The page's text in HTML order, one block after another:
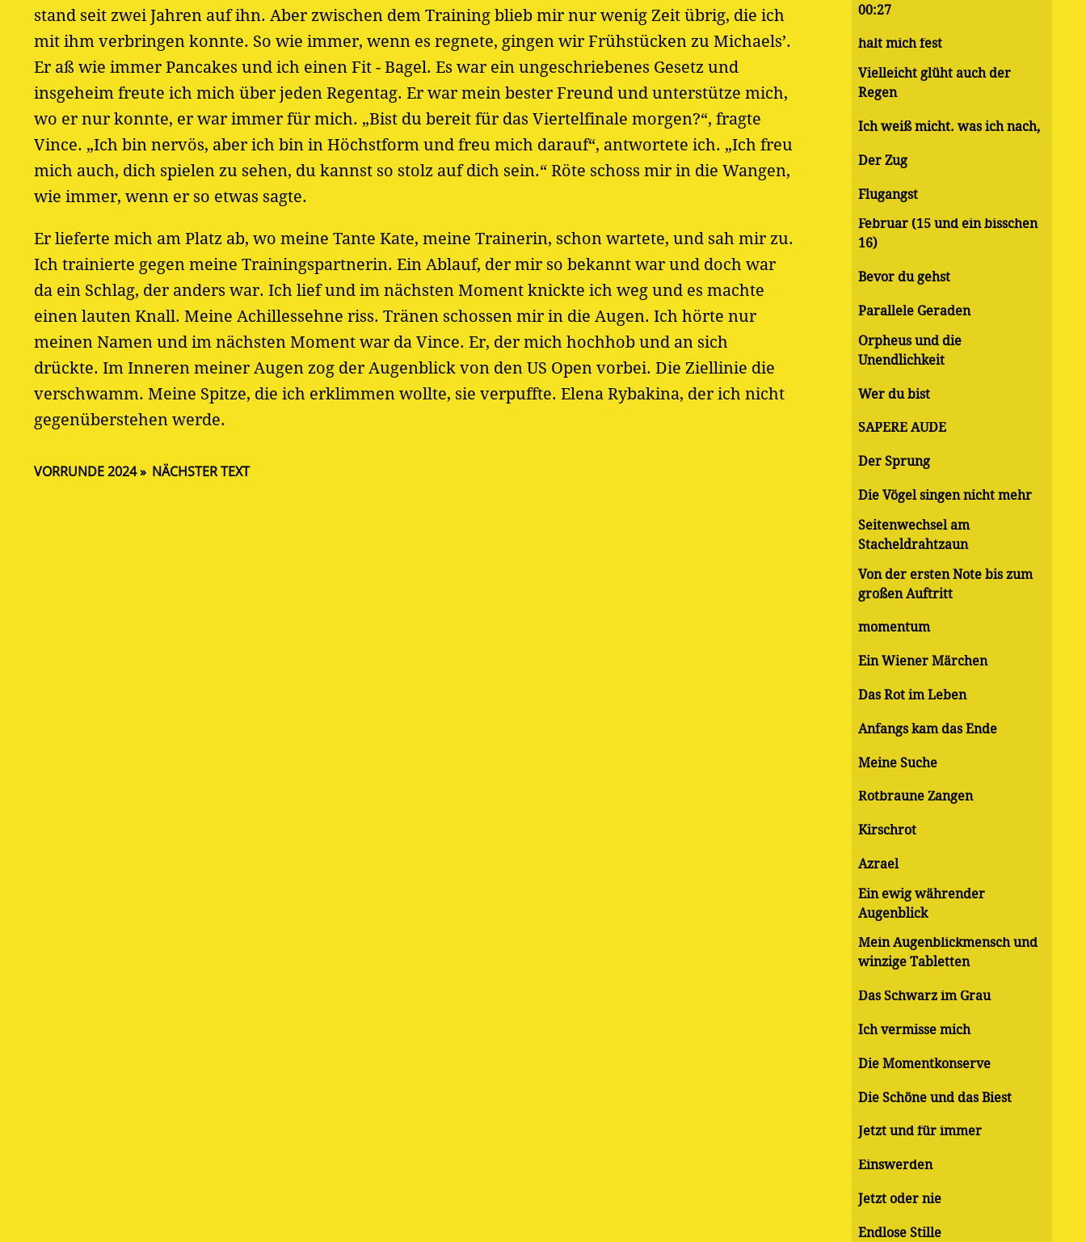
stand seit zwei Jahren auf ihn. Aber zwischen dem Training blieb mir nur wenig Zeit übrig, die ich
mit ihm verbringen konnte. So wie immer, wenn es regnete, gingen wir Frühstücken zu Michaels’.
Er aß wie immer Pancakes und ich einen Fit - Bagel. Es war ein ungeschriebenes Gesetz und
insgeheim freute ich mich über jeden Regentag. Er war mein bester Freund und unterstütze mich,
wo er nur konnte, er war immer für mich. „Bist du bereit für das Viertelfinale morgen?“, fragte
Vince. „Ich bin nervös, aber ich bin in Höchstform und freu mich darauf“, antwortete ich. „Ich freu
mich auch, dich spielen zu sehen, du kannst so stolz auf dich sein.“ Röte schoss mir in die Wangen,
wie immer, wenn er so etwas sagte.
Er lieferte mich am Platz ab, wo meine Tante Kate, meine Trainerin, schon wartete, und sah mir zu.
Ich trainierte gegen meine Trainingspartnerin. Ein Ablauf, der mir so bekannt war und doch war
da ein Schlag, der anders war. Ich lief und im nächsten Moment knickte ich weg und es machte
einen lauten Knall. Meine Achillessehne riss. Tränen schossen mir in die Augen. Ich hörte nur
meinen Namen und im nächsten Moment war da Vince. Er, der mich hochhob und an sich
drückte. Im Inneren meiner Augen zog der Augenblick von den US Open vorbei. Die Ziellinie die
verschwamm. Meine Spitze, die ich erklimmen wollte, sie verpuffte. Elena Rybakina, der ich nicht
gegenüberstehen werde.
VORRUNDE 2024 NÄCHSTER TEXT
00:27
halt mich fest
Vielleicht glüht auch der
Regen
Ich weiß micht. was ich nach,
Der Zug
Flugangst
Februar (15 und ein bisschen
16)
Bevor du gehst
Parallele Geraden
Orpheus und die
Unendlichkeit
Wer du bist
SAPERE AUDE
Der Sprung
Die Vögel singen nicht mehr
Seitenwechsel am
Stacheldrahtzaun
Von der ersten Note bis zum
großen Auftritt
momentum
Ein Wiener Märchen
Das Rot im Leben
Anfangs kam das Ende
Meine Suche
Rotbraune Zangen
Kirschrot
Azrael
Ein ewig währender
Augenblick
Mein Augenblickmensch und
winzige Tabletten
Das Schwarz im Grau
Ich vermisse mich
Die Momentkonserve
Die Schöne und das Biest
Jetzt und für immer
Einswerden
Jetzt oder nie
Endlose Stille